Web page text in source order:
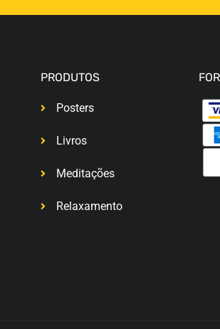
PRODUTOS
Posters
Livros
Meditações
Relaxamento